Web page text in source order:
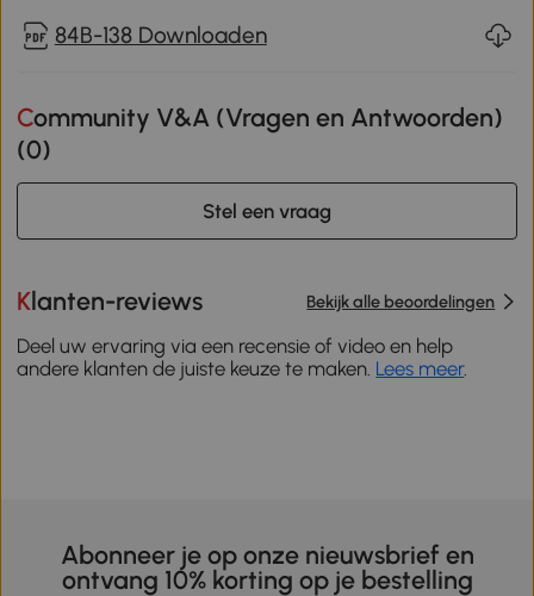
84B-138 Downloaden
Community V&A (Vragen en Antwoorden)
(0)
Stel een vraag
Klanten-reviews Bekijk alle beoordelingen
Deel uw ervaring via een recensie of video en help
andere klanten de juiste keuze te maken. Lees meer.
Abonneer je op onze nieuwsbrief en
ontvang 10% korting op je bestelling